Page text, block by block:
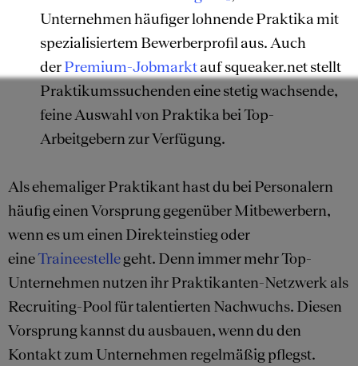
Unternehmen häufiger lohnende Praktika mit
spezialisiertem Bewerberprofil aus. Auch
derPremium-Jobmarktauf squeaker.net stellt
Praktikumssuchenden eine stetig wachsende,
feine Auswahl von Praktika bei Top-
Arbeitgebern zur Verfügung.
Als ehemaliger Praktikant hast du bei Personalern
häufig einen Vorsprung gegenüber Mitbewerbern,
wenn es um einen Direkteinstieg oder
eineTraineestellegeht. Denn immer mehr Top-
Unternehmen nutzen ihr Praktikanten-Netzwerk als
Recruiting-Pool für talentierten Nachwuchs. Diesen
Vorsprung kannst du ausbauen, wenn du den
Kontakt zum Unternehmen regelmäßig pflegst.